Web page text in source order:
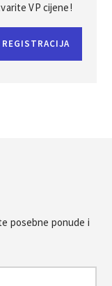
VP cijene!
REGISTRACIJA
posebne ponude i